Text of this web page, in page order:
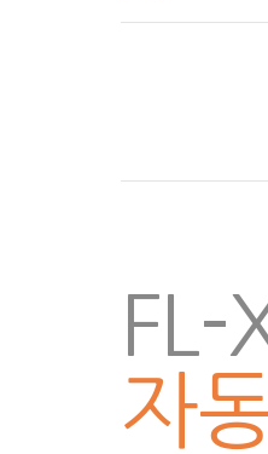
FL-
자